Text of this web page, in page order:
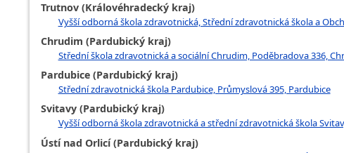
Trutnov (Královéhradecký kraj)
Vyšší odborná škola zdravotnická, Střední zdravotnická škola a
Chrudim (Pardubický kraj)
Střední škola zdravotnická a sociální Chrudim, Poděbradova 336,
Pardubice (Pardubický kraj)
Střední zdravotnická škola Pardubice, Průmyslová 395, Pardubice
Svitavy (Pardubický kraj)
Vyšší odborná škola zdravotnická a střední zdravotnická škola
Ústí nad Orlicí (Pardubický kraj)